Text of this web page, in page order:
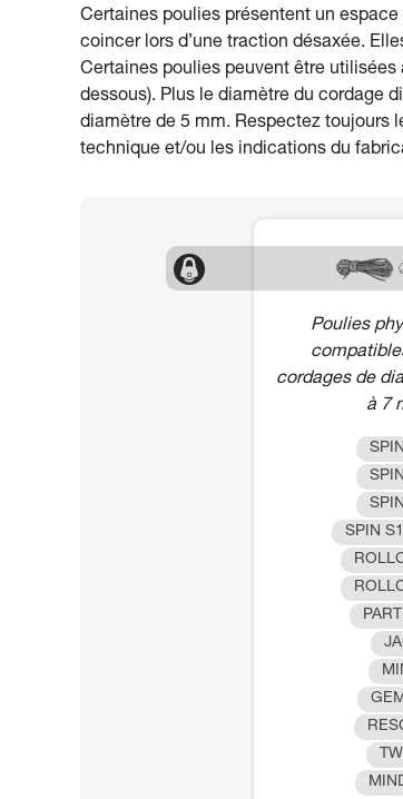
Certaines poulies présentent un
coincer lors d’une traction désaxée.
Certaines poulies peuvent être
dessous). Plus le diamètre du cordage
diamètre de 5 mm. Respectez toujours
technique et/ou les indications du
Poulies
cordages de
à 7
SPIN